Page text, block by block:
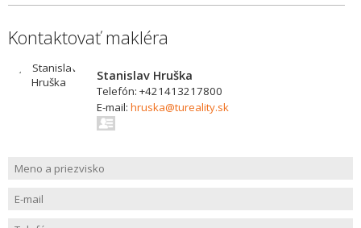
Kontaktovať makléra
Stanislav Hruška
Telefón: +421413217800
E-mail: hruska@tureality.sk